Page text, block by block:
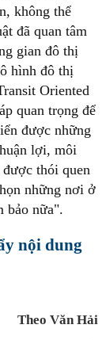
không thể
đã quan tâm
gian đô thị
hình đô thị
Oriented
quan trọng để
được những
lợi, môi
thói quen
những nơi ở
bảo nữa".
nội dung
Theo Văn Hải